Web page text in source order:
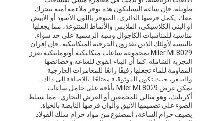
طويلة، فإن ساعة السيليكون هذه توفر ملاءمة آمنة تتحرك
معك. يكمل قرصها الدائري، المتوفر باللون الأسود أو الأبيض
أو البني الكلاسيكي، الملابس والأنماط المتنوعة، مما يجعلها
مناسبة للمناسبات الكاجوال وشبه الرسمية على حد سواء.
بالنسبة لأولئك الذين يقدرون الحرفية الميكانيكية، فإن إقران
Miler ML8029 بمجموعة ساعات ميكانيكية أوتوماتيكية يعزز
التجربة الشاملة. كما أن البناء القوي للساعة وخصائصها
المقاومة للماء تجعلها رفيقًا رائعًا للمغامرات الخارجية
والسفر، حيث تكون الموثوقية مفتاحًا. بالإضافة إلى ذلك،
يمكن عرض Miler ML8029 بأناقة على حامل ساعات
أكريليك، وهو مثالي للمجمعين أو العرض التجاري، مما يسلط
الضوء على تصميمها الأنيق وألوان قرصها النابضة بالحياة.
يضيف حزام الساعة، المصنوع من مواد حزام سلك الفولاذ